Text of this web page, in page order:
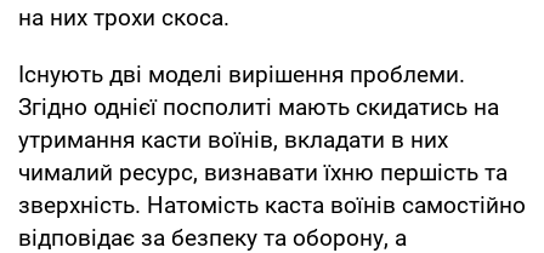
на них трохи скоса.
Існують дві моделі вирішення проблеми.
Згідно однієї посполиті мають скидатись на
утримання касти воїнів, вкладати в них
чималий ресурс, визнавати їхню першість та
зверхність. Натомість каста воїнів самостійно
відповідає за безпеку та оборону, а